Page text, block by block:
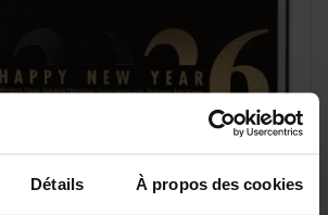
Détails À propos des cookies